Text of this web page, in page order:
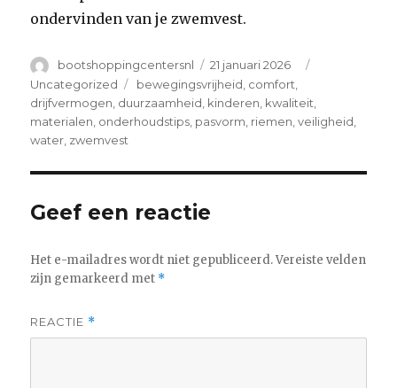
ondervinden van je zwemvest.
Author
bootshoppingcentersnl
Posted
on
21 januari 2026
Uncategorized
Tags
bewegingsvrijheid comfort
drijfvermogen duurzaamheid kinderen kwaliteit
materialen onderhoudstips pasvorm riemen ,veiligheid
water zwemvest
Geef een reactie
Het e-mailadres wordt niet gepubliceerd. Vereiste velden
zijn gemarkeerd met *
REACTIE *